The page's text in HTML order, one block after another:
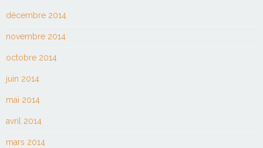
décembre 2014
novembre 2014
octobre 2014
juin 2014
mai 2014
avril 2014
mars 2014